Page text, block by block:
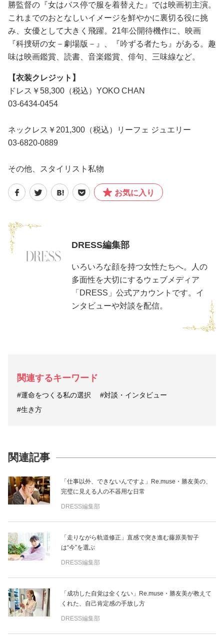
勝監督の『女はバス停で服を着替えた』では映画初主演。
これまでのおとなしいイメージを鮮やかに裏切る役に挑
み、女優として大きく飛躍。21年公開待機作に、映画
『科捜研の女－劇場版－』、『吟ずる者たち』がある。趣
味は映画鑑賞、読書、音楽鑑賞、俳句、三味線など。
【衣装クレジット】
ドレス￥58,300（税込）YOKO CHAN
03-6434-0454
ネックレス￥201,300（税込）リーフェ ジュエリー
03-6820-0889
その他、スタイリスト私物
お気に入り
DRESS編集部
いろいろな顔を持つ女性たちへ。人の
多面性を大切にするウェブメディア
「DRESS」公式アカウントです。イ
ンタビューや対談を配信。
関連するキーワード
#運命をつくる私の選択
#対談・インタビュー
#生き方
関連記事
「仕事以外、できないんですよ」Re.muse・勝友美の、
完璧に見える人の不器用な日常
DRESS編集部
「走りながら軌道修正」直感で突き進む藤原美智子
は“今”を選ぶ
DRESS編集部
「成功した自覚は全くない」Re.muse・勝友美が教えて
くれた、自己肯定感の手放し方
DRESS編集部